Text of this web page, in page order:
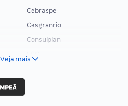
Cebraspe
Cesgranrio
Consulplan
Veja mais